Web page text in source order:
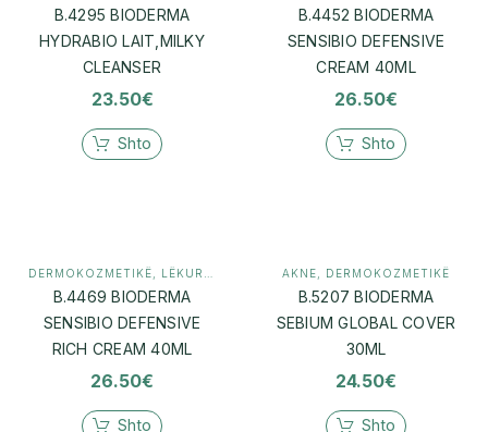
B.4295 BIODERMA
HYDRABIO LAIT,MILKY
CLEANSER
23.50€
Shto
B.4452 BIODERMA
SENSIBIO DEFENSIVE
CREAM 40ML
26.50€
Shto
DERMOKOZMETIKË LËKURË E NDJESHME / ROSACEA
B.4469 BIODERMA
SENSIBIO DEFENSIVE
RICH CREAM 40ML
26.50€
Shto
AKNE DERMOKOZMETIKË
B.5207 BIODERMA
SEBIUM GLOBAL COVER
30ML
24.50€
Shto